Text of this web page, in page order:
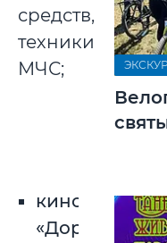
средств,
техники
МЧС;
кинозал
«Дорога